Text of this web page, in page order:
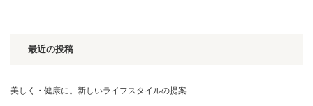
最近の投稿
美しく・健康に。新しいライフスタイルの提案